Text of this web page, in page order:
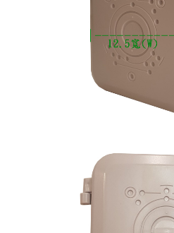
支架/迴轉台/立柱
電視螢幕(工程寶)/壁掛架
EDIMAX 訊舟
PSTEK 五角
ATEN